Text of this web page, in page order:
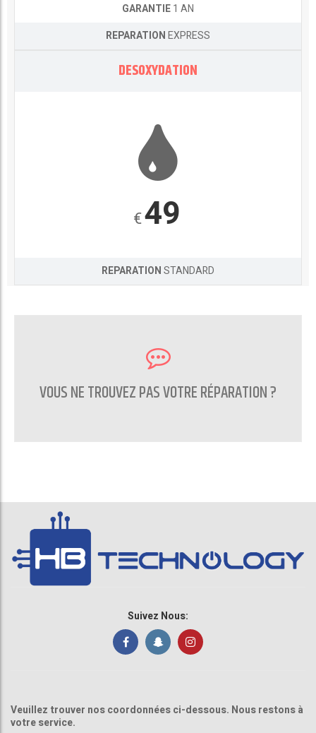
GARANTIE1 AN
REPARATIONEXPRESS
DESOXYDATION
€49
REPARATIONSTANDARD
VOUS NE TROUVEZ PAS VOTRE RÉPARATION ?
CONTACTEZ NOUS
Suivez Nous:
Veuillez trouver nos coordonnées ci-dessous. Nous restons à
votre service.